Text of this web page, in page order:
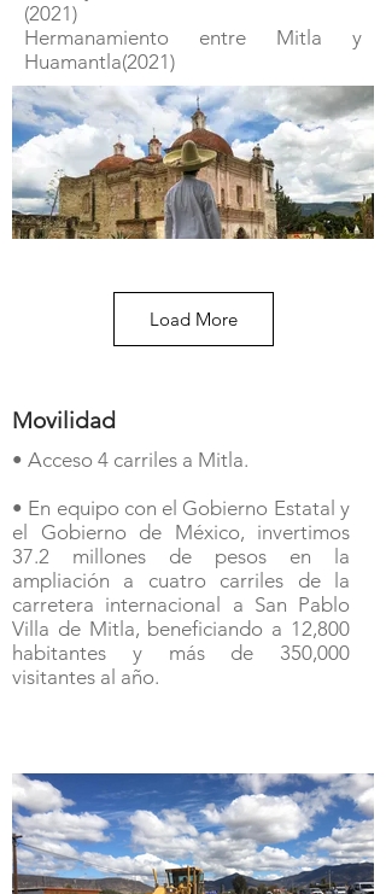
(2021)
Hermanamiento entre Mitla y
Huamantla(2021)
Load More
Movilidad
• Acceso 4 carriles a Mitla.
• En equipo con el Gobierno Estatal y
el Gobierno de México, invertimos
37.2 millones de pesos en la
ampliación a cuatro carriles de la
carretera internacional a San Pablo
Villa de Mitla, beneficiando a 12,800
habitantes y más de 350,000
visitantes al año.